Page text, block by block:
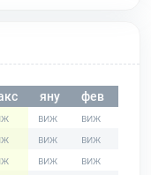
яну фев